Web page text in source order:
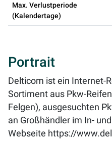
Max. Verlustperiode
(Kalendertage)
Portrait
Delticom ist ein Internet-
Sortiment aus Pkw-
Felgen), ausgesuchten
an Großhändler im In-
Webseite https://